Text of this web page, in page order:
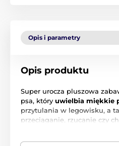
Opis i parametry
Opis produktu
Super urocza pluszowa
psa, który uwielbia miękkie
przytulania w legowisku, a
przeciąganie, rzucanie czy